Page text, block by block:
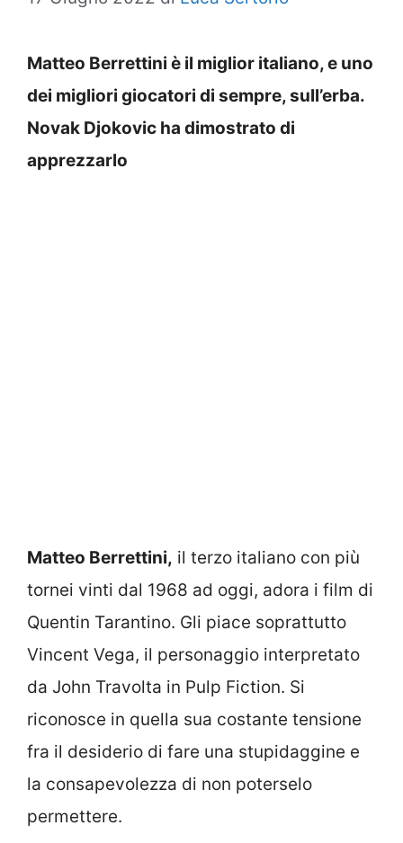
Matteo Berrettini è il miglior italiano, e uno
dei migliori giocatori di sempre, sull’erba.
Novak Djokovic ha dimostrato di
apprezzarlo
Matteo Berrettini, il terzo italiano con più
tornei vinti dal 1968 ad oggi, adora i film di
Quentin Tarantino. Gli piace soprattutto
Vincent Vega, il personaggio interpretato
da John Travolta in Pulp Fiction. Si
riconosce in quella sua costante tensione
fra il desiderio di fare una stupidaggine e
la consapevolezza di non poterselo
permettere.